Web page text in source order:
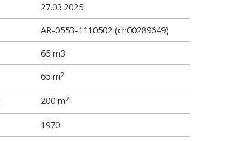
27.03.2025
AR-0553-1110502 (ch00289649)
65 m3
65 m2
200 m2
1970